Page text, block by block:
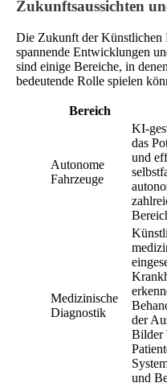
Zukunftsaussichten
Die Zukunft der Künstlichen
spannende Entwicklungen
sind einige Bereiche, in
bedeutende Rolle spielen
Bereich
Autonome
Fahrzeuge
KI-
das
und
Medizinische
Diagnostik
der
Bilder
und